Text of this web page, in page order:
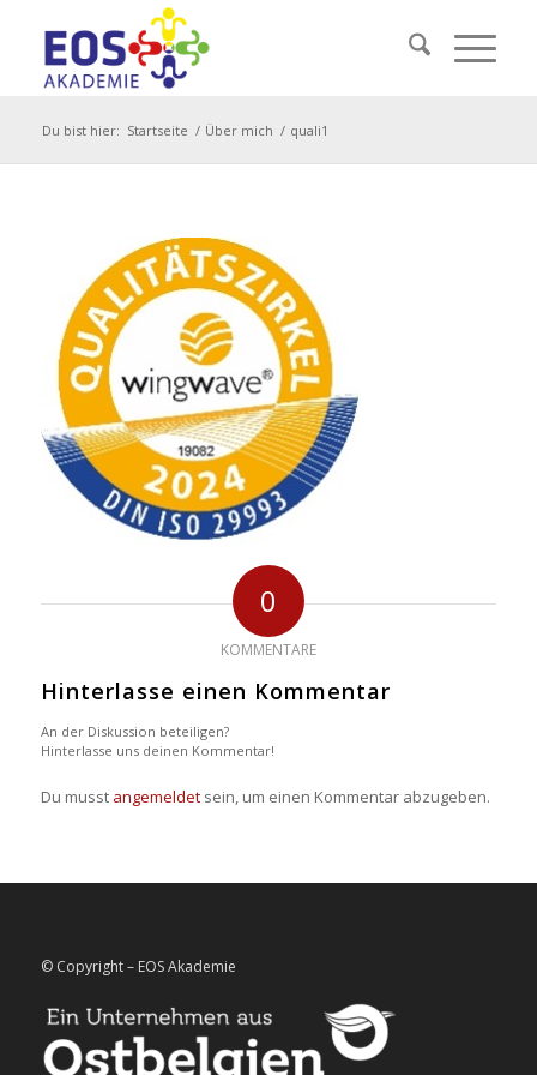
Du bist hier: Startseite / Über mich / quali1
0
KOMMENTARE
Hinterlasse einen Kommentar
An der Diskussion beteiligen?
Hinterlasse uns deinen Kommentar!
Du musst angemeldetsein, um einen Kommentar abzugeben.
© Copyright – EOS Akademie